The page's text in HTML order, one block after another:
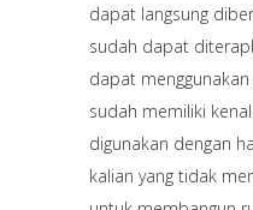
dapat langsung
sudah dapat
dapat
sudah memiliki
digunakan dengan
kalian yang tidak